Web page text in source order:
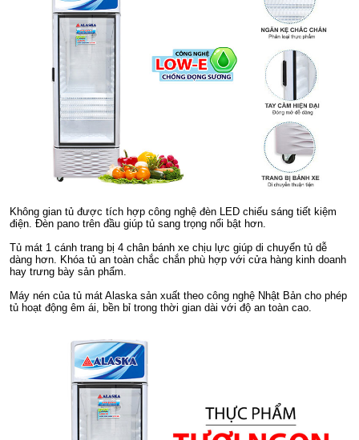
Không gian tủ được tích hợp công nghệ đèn LED chiếu sáng tiết kiệm
điện. Đèn pano trên đầu giúp tủ sang trọng nổi bật hơn.
Tủ mát 1 cánh trang bị 4 chân bánh xe chịu lực giúp di chuyển tủ dễ
dàng hơn. Khóa tủ an toàn chắc chắn phù hợp với cửa hàng kinh doanh
hay trưng bày sản phẩm.
Máy nén của tủ mát Alaska sản xuất theo công nghệ Nhật Bản cho phép
tủ hoạt động êm ái, bền bỉ trong thời gian dài với độ an toàn cao.